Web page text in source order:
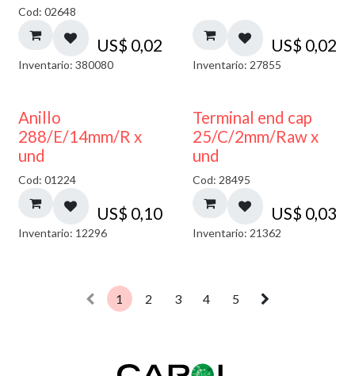
Cod: 02648
US$ 0,02
Inventario: 380080
US$ 0,02
Inventario: 27855
Anillo
288/E/14mm/R x
und
Cod: 01224
US$ 0,10
Inventario: 12296
Terminal end cap
25/C/2mm/Raw x
und
Cod: 28495
US$ 0,03
Inventario: 21362
1 2 3 4 5